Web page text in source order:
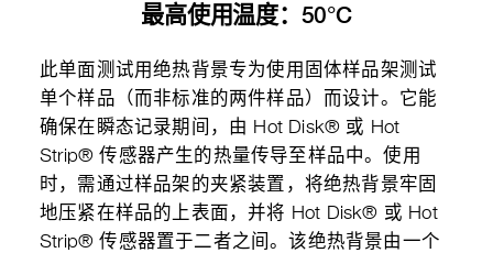
最高使用温度：50°C
此单面测试用绝热背景专为使用固体样品架测试
单个样品（而非标准的两件样品）而设计。它能
确保在瞬态记录期间，由 Hot Disk® 或 Hot
Strip® 传感器产生的热量传导至样品中。使用
时，需通过样品架的夹紧装置，将绝热背景牢固
地压紧在样品的上表面，并将 Hot Disk® 或 Hot
Strip® 传感器置于二者之间。该绝热背景由一个